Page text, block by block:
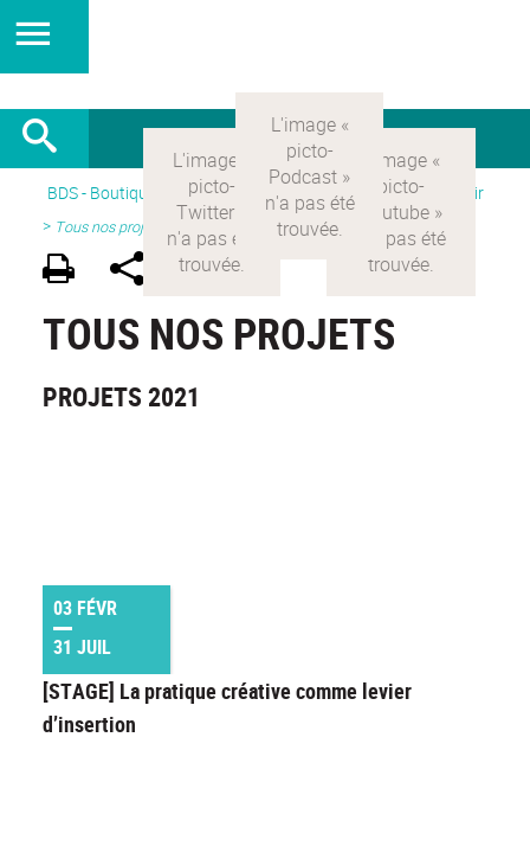
BDS - Boutique des sciences Version Française> Découvrir
> Tous nos projets
TOUS NOS PROJETS
PROJETS 2021
03 FÉVR
31 JUIL
[STAGE] La pratique créative comme levier
d’insertion